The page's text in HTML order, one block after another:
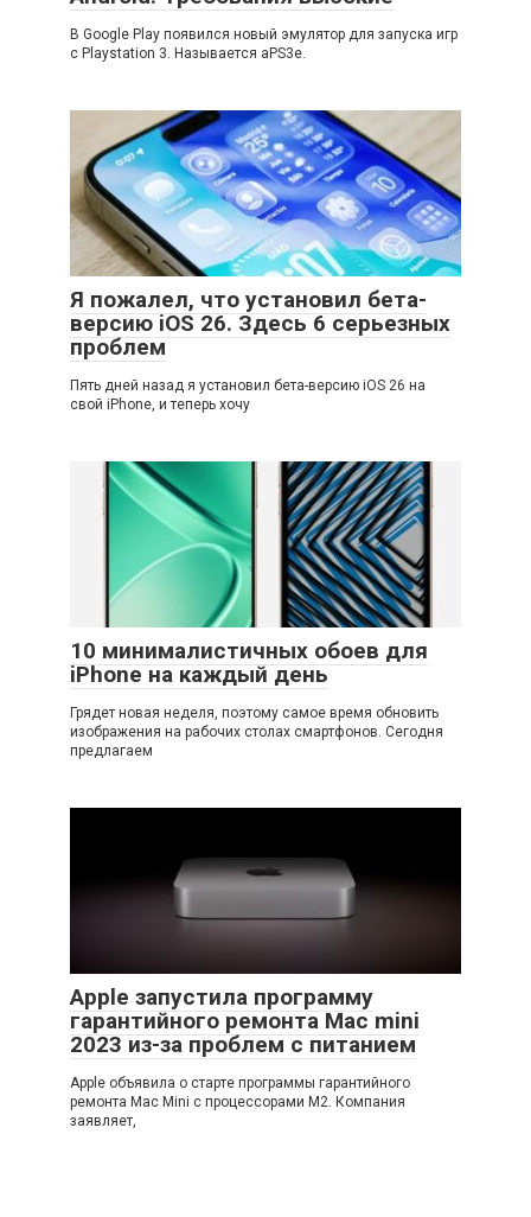
В Google Play появился новый эмулятор для запуска игр
с Playstation 3. Называется aPS3e.
Я пожалел, что установил бета-
версию iOS 26. Здесь 6 серьезных
проблем
Пять дней назад я установил бета-версию iOS 26 на
свой iPhone, и теперь хочу
10 минималистичных обоев для
iPhone на каждый день
Грядет новая неделя, поэтому самое время обновить
изображения на рабочих столах смартфонов. Сегодня
предлагаем
Apple запустила программу
гарантийного ремонта Mac mini
2023 из-за проблем с питанием
Apple объявила о старте программы гарантийного
ремонта Mac Mini с процессорами M2. Компания
заявляет,